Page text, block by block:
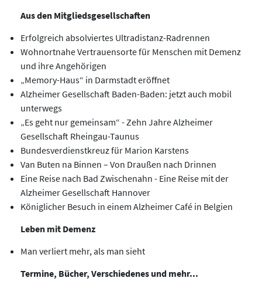
Aus den Mitgliedsgesellschaften
Erfolgreich absolviertes Ultradistanz-Radrennen
Wohnortnahe Vertrauensorte für Menschen mit Demenz
und ihre Angehörigen
„Memory-Haus“ in Darmstadt eröffnet
Alzheimer Gesellschaft Baden-Baden: jetzt auch mobil
unterwegs
„Es geht nur gemeinsam“ - Zehn Jahre Alzheimer
Gesellschaft Rheingau-Taunus
Bundesverdienstkreuz für Marion Karstens
Van Buten na Binnen – Von Draußen nach Drinnen
Eine Reise nach Bad Zwischenahn - Eine Reise mit der
Alzheimer Gesellschaft Hannover
Königlicher Besuch in einem Alzheimer Café in Belgien
Leben mit Demenz
Man verliert mehr, als man sieht
Termine, Bücher, Verschiedenes und mehr...